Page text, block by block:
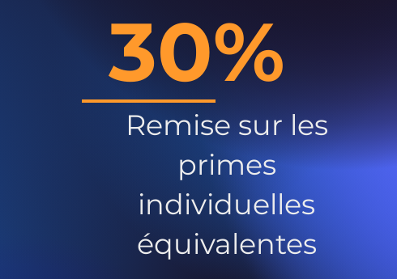
30%
Remise sur les
primes
individuelles
équivalentes